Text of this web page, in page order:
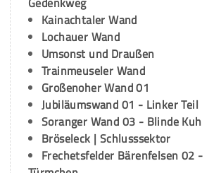
Kainachtaler Wand
Lochauer Wand
Umsonst und Draußen
Trainmeuseler Wand
Großenoher Wand 01
Jubiläumswand 01 - Linker Teil
Soranger Wand 03 - Blinde Kuh
Bröseleck | Schlusssektor
Frechetsfelder Bärenfelsen 02 -